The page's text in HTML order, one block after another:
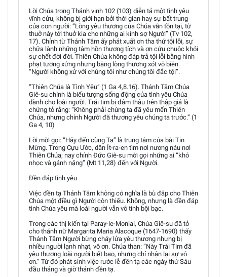
Lời Chúa trong Thánh vịnh 102 (103) diễn tả một tình yêu
vĩnh cửu, không bị giới hạn bởi thời gian hay sự bất trung
của con người: “Lòng yêu thương của Chúa vẫn tồn tại, từ
thuở này tới thuở kia cho những ai kính sợ Người” (Tv 102,
17). Chính từ Thánh Tâm ấy phát xuất ơn tha thứ tội lỗi, sự
chữa lành những tâm hồn thương tích và ơn cứu chuộc khỏi
sự chết đời đời. Thiên Chúa không đáp trả tội lỗi bằng hình
phạt tương xứng nhưng bằng lòng thương xót vô biên.
“Người không xử với chúng tôi như chúng tôi đắc tội”.
“Thiên Chúa là Tình Yêu” (1 Ga 4,8.16). Thánh Tâm Chúa
Giê-su chính là biểu tượng sống động của tình yêu Chúa
dành cho loài người. Trái tim bị đâm thâu trên thập giá là
chứng tỏ rằng: “Không phải chúng ta đã yêu mến Thiên
Chúa, nhưng chính Người đã thương yêu chúng ta trước.” (1
Ga 4, 10)
Lời mời gọi: “Hãy đến cùng Ta” là trung tâm của bài Tin
Mừng. Trong Cựu Ước, dân Ít-ra-en tìm nơi nương náu nơi
Thiên Chúa; nay chính Đức Giê-su mời gọi những ai “khó
nhọc và gánh nặng” (Mt 11,28) đến với Người.
Đền đáp tình yêu
Việc đền tạ Thánh Tâm không có nghĩa là bù đắp cho Thiên
Chúa một điều gì Người còn thiếu. Không, nhưng là đền đáp
tình Chúa yêu mà loài người vẫn vô tình bội bạc.
Trong các thị kiến tại Paray-le-Monial, Chúa Giê-su đã tỏ
cho thánh nữ Margarita Maria Alacoque (1647-1690) thấy
Thánh Tâm Người bừng cháy lửa yêu thương nhưng bị
nhiều người lạnh nhạt, vô ơn. Chúa than: “Này Trái Tim đã
yêu thương loài người biết bao, nhưng chỉ nhận lại sự vô
ơn.” Từ đó phát sinh việc rước lễ đền tạ các ngày thứ Sáu
đầu tháng và giờ thánh đền tạ.